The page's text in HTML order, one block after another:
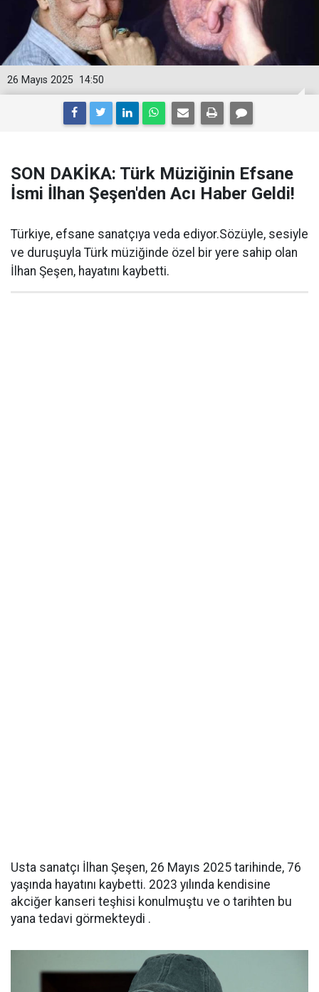
14:50
26 Mayıs 2025
SON DAKİKA: Türk Müziğinin Efsane
İsmi İlhan Şeşen'den Acı Haber Geldi!
Türkiye, efsane sanatçıya veda ediyor.Sözüyle, sesiyle
ve duruşuyla Türk müziğinde özel bir yere sahip olan
İlhan Şeşen, hayatını kaybetti.
Usta sanatçı İlhan Şeşen, 26 Mayıs 2025 tarihinde, 76
yaşında hayatını kaybetti. 2023 yılında kendisine
akciğer kanseri teşhisi konulmuştu ve o tarihten bu
yana tedavi görmekteydi .